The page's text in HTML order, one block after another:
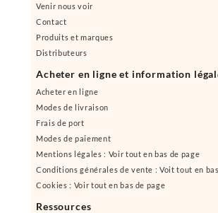
Venir nous voir
Contact
Produits et marques
Distributeurs
Acheter en ligne et information
Acheter en ligne
Modes de livraison
Frais de port
Modes de paiement
Mentions légales : Voir tout en bas de page
Conditions générales de vente : Voit tout en
Cookies : Voir tout en bas de page
Ressources